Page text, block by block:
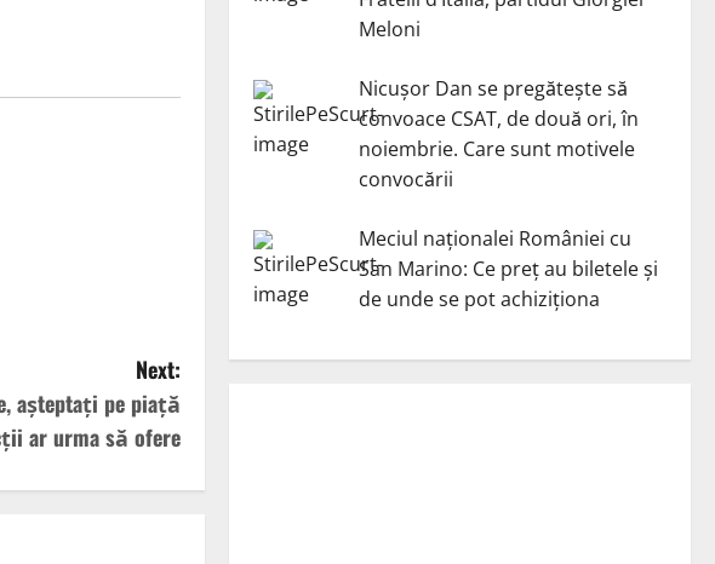
Next:
așteptați pe piață
ar urma să ofere
Meloni
Nicuşor Dan se pregăteşte să
convoace CSAT, de două ori, în
noiembrie. Care sunt motivele
convocării
Meciul naționalei României cu
San Marino: Ce preț au biletele și
de unde se pot achiziționa